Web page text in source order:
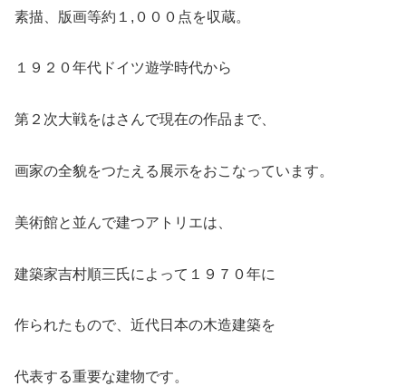
素描、版画等約１,０００点を収蔵。
１９２０年代ドイツ遊学時代から
第２次大戦をはさんで現在の作品まで、
画家の全貌をつたえる展示をおこなっています。
美術館と並んで建つアトリエは、
建築家吉村順三氏によって１９７０年に
作られたもので、近代日本の木造建築を
代表する重要な建物です。